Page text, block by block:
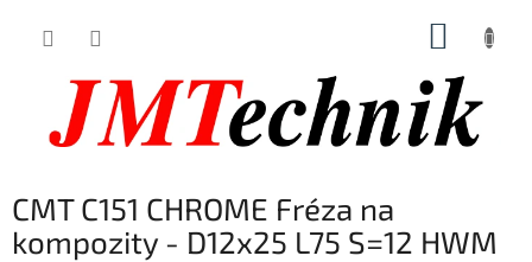
CMT C151 CHROME Fréza na
kompozity - D12x25 L75 S=12 HWM